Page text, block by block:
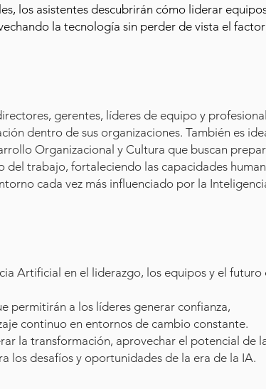
los asistentes descubrirán cómo liderar
la tecnología sin perder de vista el factor
gerentes, líderes de equipo y
dentro de sus organizaciones. También es
Organizacional y Cultura que buscan
del trabajo, fortaleciendo las capacidades
cada vez más influenciado por la
Artificial en el liderazgo, los equipos y el futuro
permitirán a los líderes generar confianza,
continuo en entornos de cambio constante.
la transformación, aprovechar el potencial de
los desafíos y oportunidades de la era de la IA.